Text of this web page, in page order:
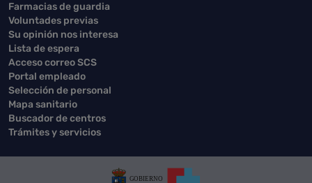
Farmacias de guardia
Voluntades previas
Su opinión nos interesa
Lista de espera
Acceso correo SCS
Portal empleado
Selección de personal
Mapa sanitario
Buscador de centros
Trámites y servicios